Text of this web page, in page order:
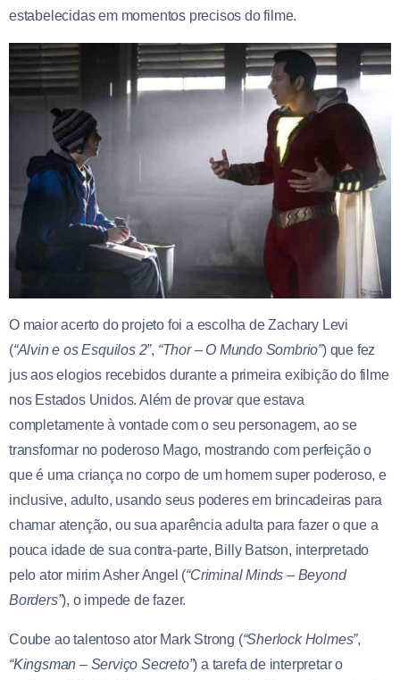
estabelecidas em momentos precisos do filme.
O maior acerto do projeto foi a escolha de Zachary Levi
(“Alvin e os Esquilos 2”, “Thor – O Mundo Sombrio”) que fez
jus aos elogios recebidos durante a primeira exibição do filme
nos Estados Unidos. Além de provar que estava
completamente à vontade com o seu personagem, ao se
transformar no poderoso Mago, mostrando com perfeição o
que é uma criança no corpo de um homem super poderoso, e
inclusive, adulto, usando seus poderes em brincadeiras para
chamar atenção, ou sua aparência adulta para fazer o que a
pouca idade de sua contra-parte, Billy Batson, interpretado
pelo ator mirim Asher Angel (“Criminal Minds – Beyond
Borders”), o impede de fazer.
Coube ao talentoso ator Mark Strong (“Sherlock Holmes”,
“Kingsman – Serviço Secreto”) a tarefa de interpretar o